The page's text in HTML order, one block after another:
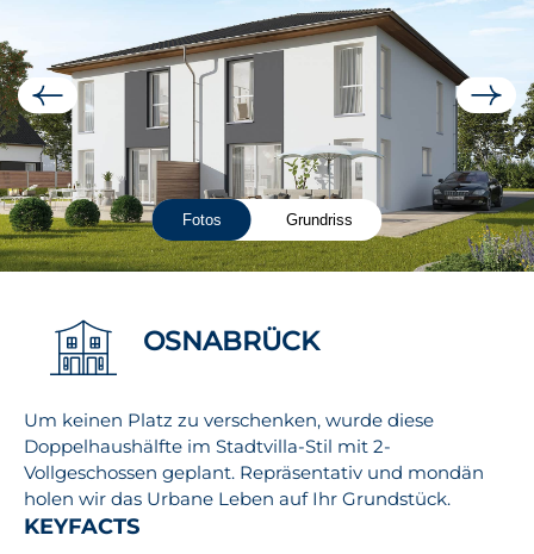
Fotos Grundriss
OSNABRÜCK
Um keinen Platz zu verschenken, wurde diese
Doppelhaushälfte im Stadtvilla-Stil mit 2-
Vollgeschossen geplant. Repräsentativ und mondän
holen wir das Urbane Leben auf Ihr Grundstück.
KEYFACTS